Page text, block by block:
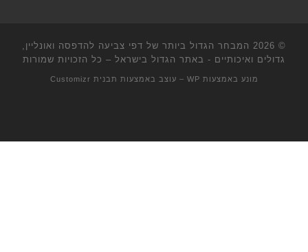
© 2026
המבחר הגדול ביותר של דפי צביעה להדפסה ואונליין,
גדולים ואיכותיים - באתר הגדול בישראל – כל הזכויות שמורות
מונע באמצעות WP – עוצב באמצעות תבנית Customizr